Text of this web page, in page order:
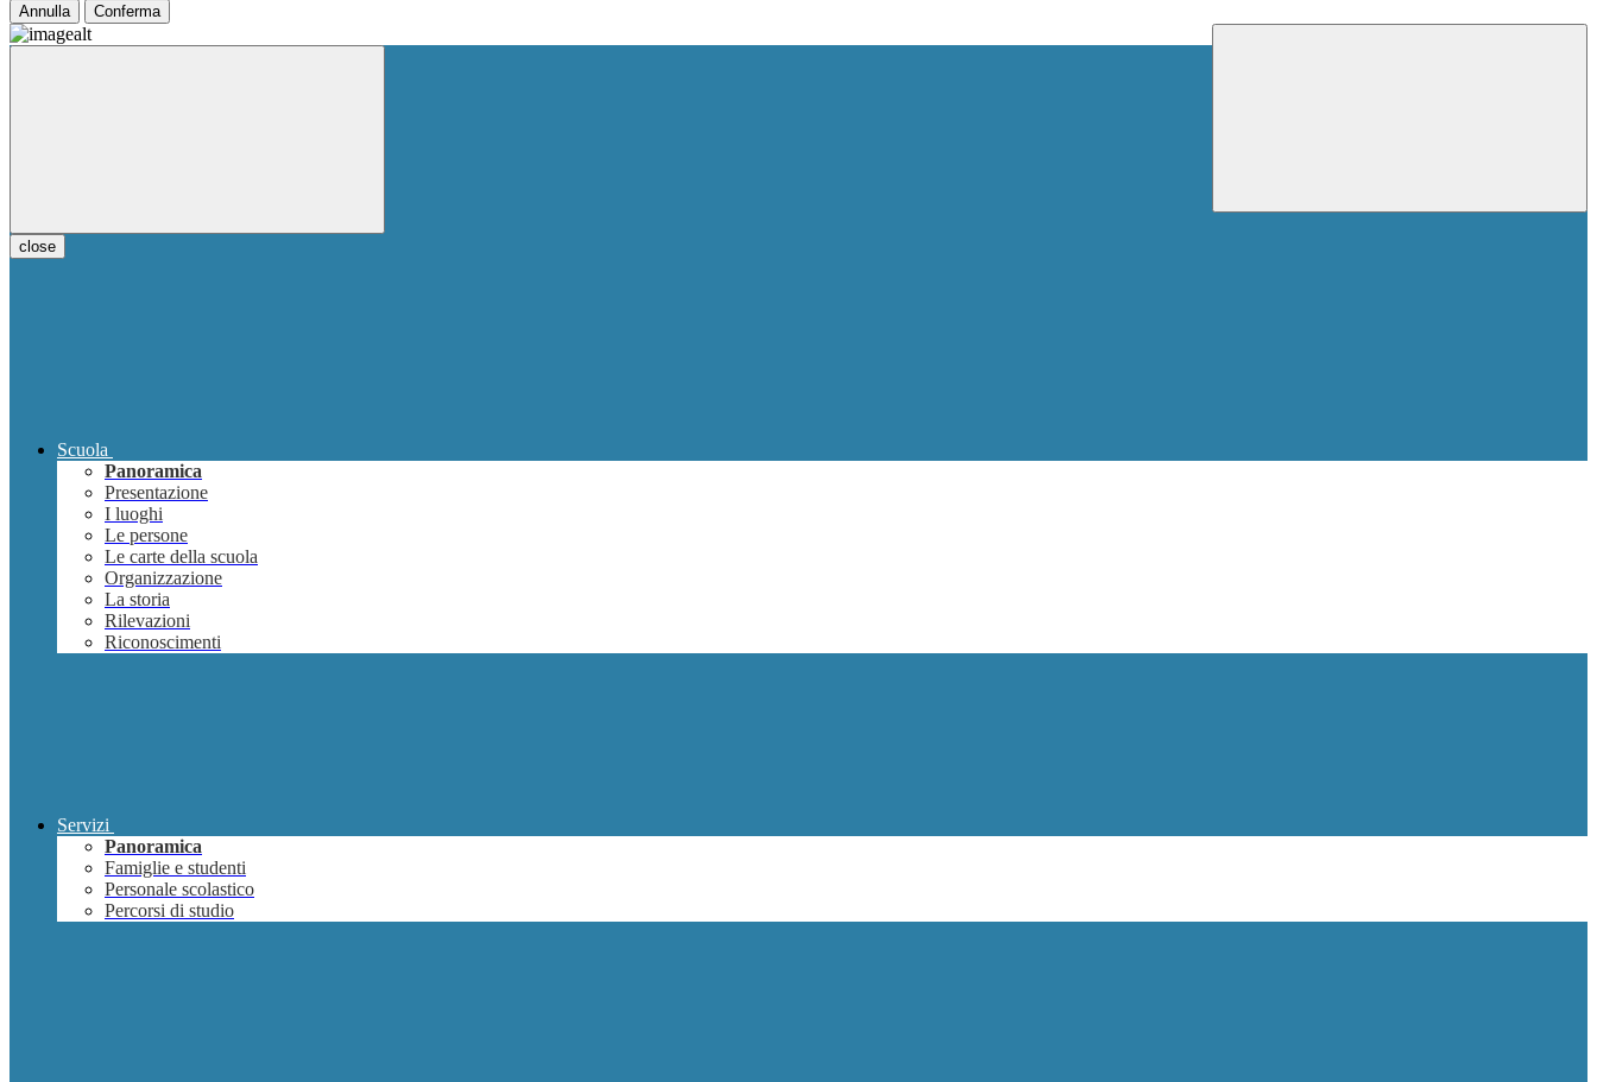
Annulla Conferma
close
Scuola
Panoramica
Presentazione
I luoghi
Le persone
Le carte della scuola
Organizzazione
La storia
Rilevazioni
Riconoscimenti
Servizi
Panoramica
Famiglie e studenti
Personale scolastico
Percorsi di studio